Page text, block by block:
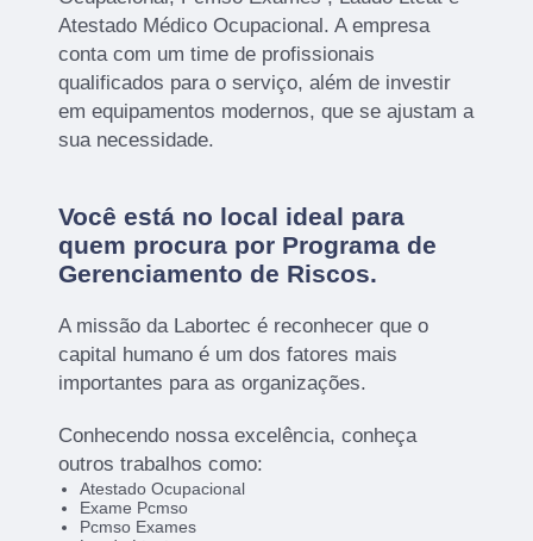
Atestado Médico Ocupacional. A empresa
conta com um time de profissionais
qualificados para o serviço, além de investir
em equipamentos modernos, que se ajustam a
sua necessidade.
Você está no local ideal para
quem procura por Programa de
Gerenciamento de Riscos.
A missão da Labortec é reconhecer que o
capital humano é um dos fatores mais
importantes para as organizações.
Conhecendo nossa excelência, conheça
outros trabalhos como:
Atestado Ocupacional
Exame Pcmso
Pcmso Exames